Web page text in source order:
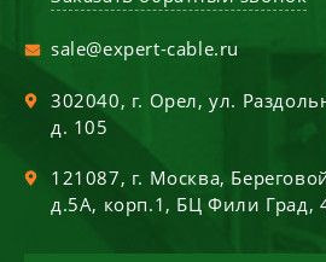
sale@expert-cable.ru
302040, г. Орел,ул.
д. 105
121087, г. Москва,
д.5А, корп.1, БЦ Фили Град,